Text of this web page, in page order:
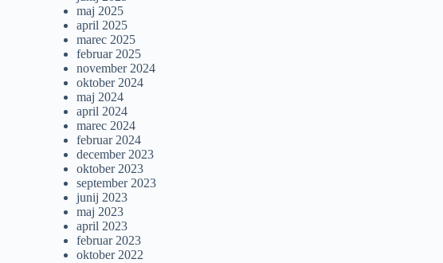
maj 2025
april 2025
marec 2025
februar 2025
november 2024
oktober 2024
maj 2024
april 2024
marec 2024
februar 2024
december 2023
oktober 2023
september 2023
junij 2023
maj 2023
april 2023
februar 2023
oktober 2022